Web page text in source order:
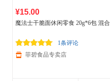
¥15.00
魔法士干脆面休闲零食 20g*6包 混合
1条评论
菲碧食品专卖店